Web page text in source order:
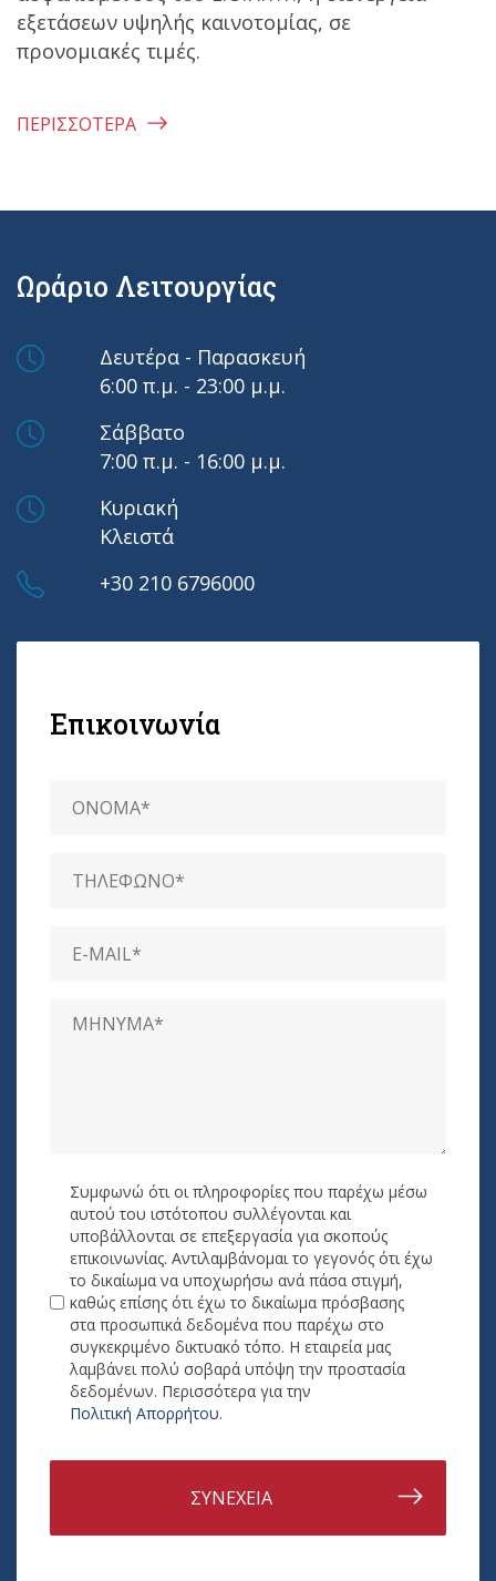
εξετάσεων υψηλής καινοτομίας, σε
προνομιακές τιμές.
ΠΕΡΙΣΣΟΤΕΡΑ
Ωράριο Λειτουργίας
Δευτέρα - Παρασκευή
6:00 π.μ. - 23:00 μ.μ.
Σάββατο
7:00 π.μ. - 16:00 μ.μ.
Κυριακή
Κλειστά
+30 210 6796000
Επικοινωνία
Συμφωνώ ότι οι πληροφορίες που παρέχω μέσω
αυτού του ιστότοπου συλλέγονται και
υποβάλλονται σε επεξεργασία για σκοπούς
επικοινωνίας. Αντιλαμβάνομαι το γεγονός ότι έχω
το δικαίωμα να υποχωρήσω ανά πάσα στιγμή,
καθώς επίσης ότι έχω το δικαίωμα πρόσβασης
στα προσωπικά δεδομένα που παρέχω στο
συγκεκριμένο δικτυακό τόπο. Η εταιρεία μας
λαμβάνει πολύ σοβαρά υπόψη την προστασία
δεδομένων. Περισσότερα για την
Πολιτική Απορρήτου.
ΣΥΝΕΧΕΙΑ